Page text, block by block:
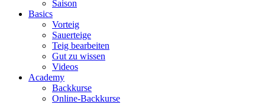
Saison
Basics
Vorteig
Sauerteige
Teig bearbeiten
Gut zu wissen
Videos
Academy
Backkurse
Online-Backkurse